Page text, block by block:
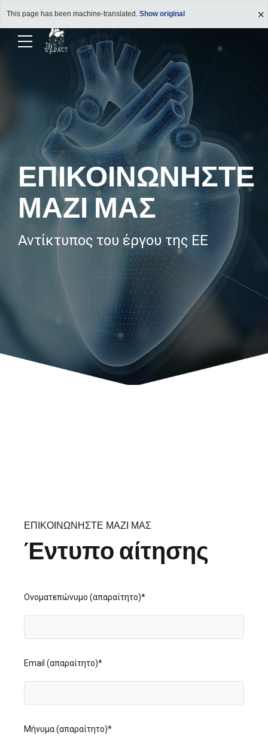
This page has been machine-translated. Show original
ΕΠΙΚΟΙΝΩΝΗΣΤΕ
ΜΑΖΙ ΜΑΣ
Αντίκτυπος του έργου της ΕΕ
ΕΠΙΚΟΙΝΩΝΗΣΤΕ ΜΑΖΙ ΜΑΣ
Έντυπο αίτησης
Ονοματεπώνυμο (απαραίτητο)*
Email (απαραίτητο)*
Μήνυμα (απαραίτητο)*